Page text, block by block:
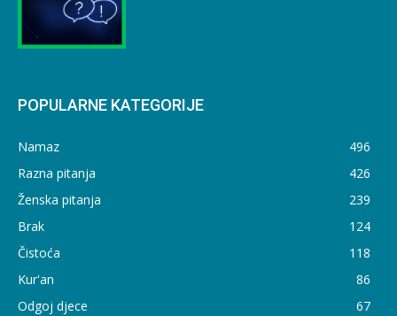
POPULARNE KATEGORIJE
Namaz
496
Razna pitanja
426
Ženska pitanja
239
Brak
124
Čistoća
118
Kur'an
86
Odgoj djece
67